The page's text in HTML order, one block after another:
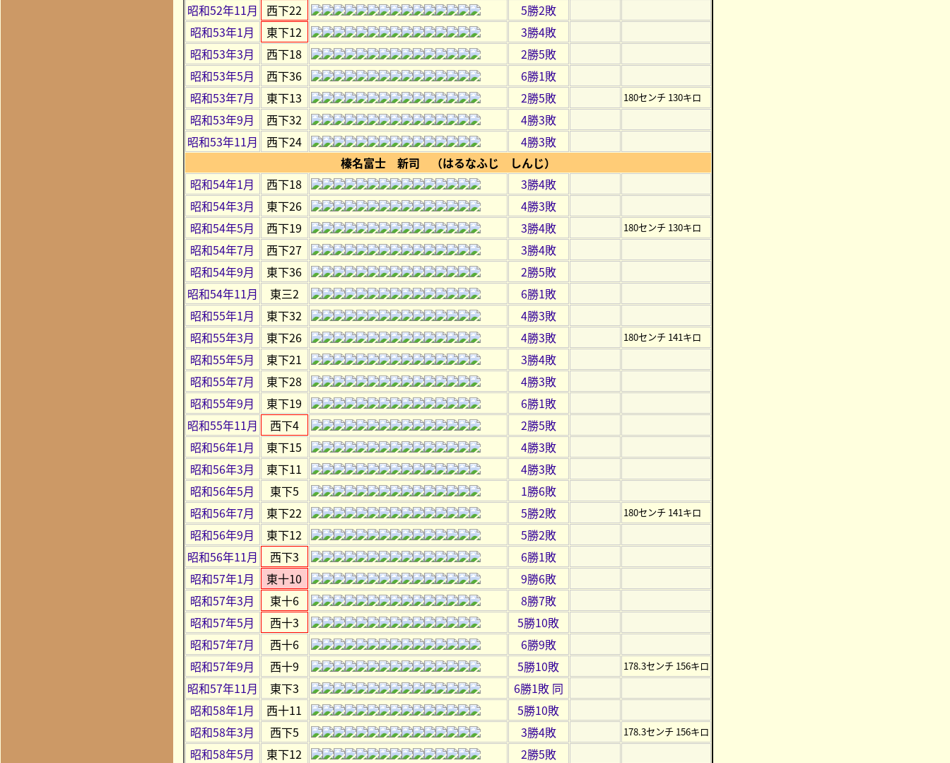
昭和52年11月
西下22
5勝2敗
昭和53年1月
東下12
3勝4敗
昭和53年3月
西下18
2勝5敗
昭和53年5月
西下36
6勝1敗
昭和53年7月
東下13 2勝5敗 180センチ 130キロ
昭和53年9月 西下32
4勝3敗
昭和53年11月
西下24
4勝3敗
榛名富士 新司 （はるなふじ しんじ）
昭和54年1月
西下18
3勝4敗
昭和54年3月
東下26
4勝3敗
昭和54年5月
西下19 3勝4敗 180センチ 130キロ
昭和54年7月 西下27
3勝4敗
昭和54年9月
東下36
2勝5敗
昭和54年11月
東三2
6勝1敗
昭和55年1月
東下32
4勝3敗
昭和55年3月
東下26 4勝3敗 180センチ 141キロ
昭和55年5月 東下21
3勝4敗
昭和55年7月
東下28
4勝3敗
昭和55年9月
東下19
6勝1敗
昭和55年11月
西下4
2勝5敗
昭和56年1月
東下15
4勝3敗
昭和56年3月
東下11
4勝3敗
昭和56年5月
東下5
1勝6敗
昭和56年7月
東下22 5勝2敗 180センチ 141キロ
昭和56年9月 東下12
5勝2敗
昭和56年11月
西下3
6勝1敗
昭和57年1月
東十10
9勝6敗
昭和57年3月
東十6
8勝7敗
昭和57年5月
西十3
5勝10敗
昭和57年7月
西十6
6勝9敗
昭和57年9月
西十9 5勝10敗 178.3センチ 156キロ
昭和57年11月 東下3
6勝1敗 同
昭和58年1月
西十11
5勝10敗
昭和58年3月
西下5 3勝4敗 178.3センチ 156キロ
昭和58年5月 東下12
2勝5敗